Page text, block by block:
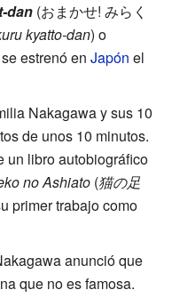
dan (おまかせ! みらく
kyatto-dan) o
estrenó en Japón el
Nakagawa y sus 10
de unos 10 minutos.
un libro autobiográfico
no Ashiato (猫の足
primer trabajo como
anunció que
que no es famosa.